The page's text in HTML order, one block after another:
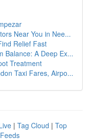
Near You in Nee...
Relief Fast
Balance: A Deep Ex...
Treatment
Taxi Fares, Airpo...
| Tag Cloud | Top